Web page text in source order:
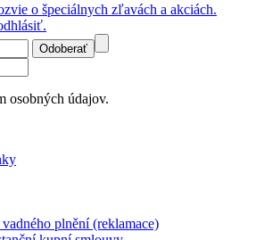
o špeciálnych zľavách a akciách.
Odoberať
osobných údajov.
plnění (reklamace)